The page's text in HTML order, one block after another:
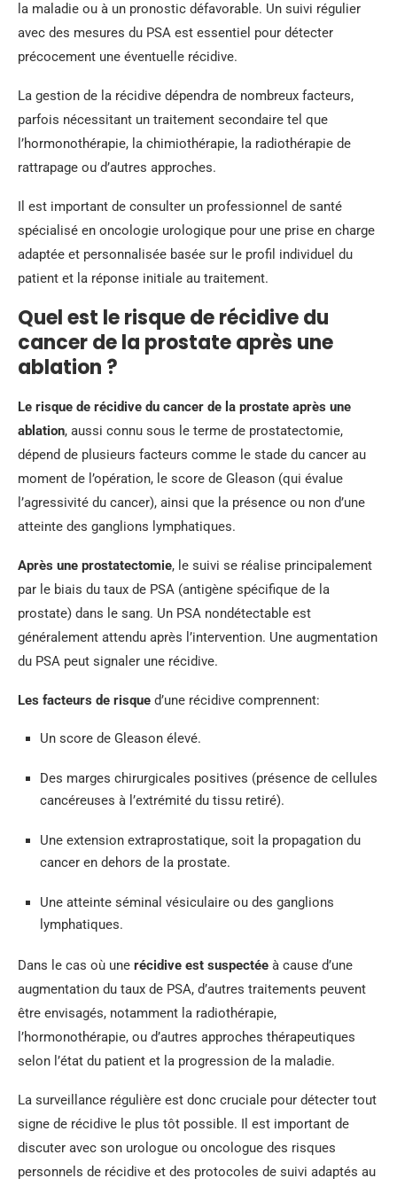
la maladie ou à un pronostic défavorable. Un suivi régulier
avec des mesures du PSA est essentiel pour détecter
précocement une éventuelle récidive.
La gestion de la récidive dépendra de nombreux facteurs,
parfois nécessitant un traitement secondaire tel que
l’hormonothérapie, la chimiothérapie, la radiothérapie de
rattrapage ou d’autres approches.
Il est important de consulter un professionnel de santé
spécialisé en oncologie urologique pour une prise en charge
adaptée et personnalisée basée sur le profil individuel du
patient et la réponse initiale au traitement.
Quel est le risque de récidive du
cancer de la prostate après une
ablation ?
Le risque de récidive du cancer de la prostate après une
ablation, aussi connu sous le terme de prostatectomie,
dépend de plusieurs facteurs comme le stade du cancer au
moment de l’opération, le score de Gleason (qui évalue
l’agressivité du cancer), ainsi que la présence ou non d’une
atteinte des ganglions lymphatiques.
Après une prostatectomie, le suivi se réalise principalement
par le biais du taux de PSA (antigène spécifique de la
prostate) dans le sang. Un PSA nondétectable est
généralement attendu après l’intervention. Une augmentation
du PSA peut signaler une récidive.
Les facteurs de risque d’une récidive comprennent:
Un score de Gleason élevé.
Des marges chirurgicales positives (présence de cellules
cancéreuses à l’extrémité du tissu retiré).
Une extension extraprostatique, soit la propagation du
cancer en dehors de la prostate.
Une atteinte séminal vésiculaire ou des ganglions
lymphatiques.
Dans le cas où une récidive est suspectée à cause d’une
augmentation du taux de PSA, d’autres traitements peuvent
être envisagés, notamment la radiothérapie,
l’hormonothérapie, ou d’autres approches thérapeutiques
selon l’état du patient et la progression de la maladie.
La surveillance régulière est donc cruciale pour détecter tout
signe de récidive le plus tôt possible. Il est important de
discuter avec son urologue ou oncologue des risques
personnels de récidive et des protocoles de suivi adaptés au